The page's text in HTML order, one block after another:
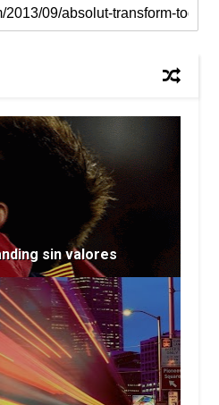
sin valores